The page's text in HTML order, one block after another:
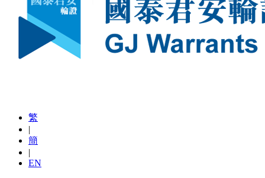
繁
|
簡
|
EN